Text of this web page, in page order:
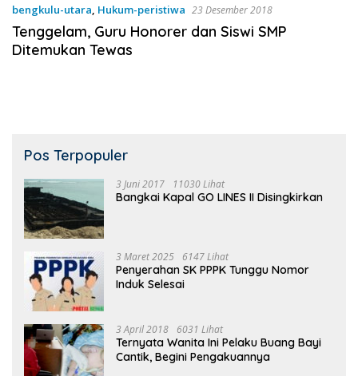
bengkulu-utara, Hukum-peristiwa 23 Desember 2018
Tenggelam, Guru Honorer dan Siswi SMP
Ditemukan Tewas
Pos Terpopuler
3 Juni 2017 11030 Lihat
Bangkai Kapal GO LINES II Disingkirkan
3 Maret 2025 6147 Lihat
Penyerahan SK PPPK Tunggu Nomor
Induk Selesai
3 April 2018 6031 Lihat
Ternyata Wanita Ini Pelaku Buang Bayi
Cantik, Begini Pengakuannya